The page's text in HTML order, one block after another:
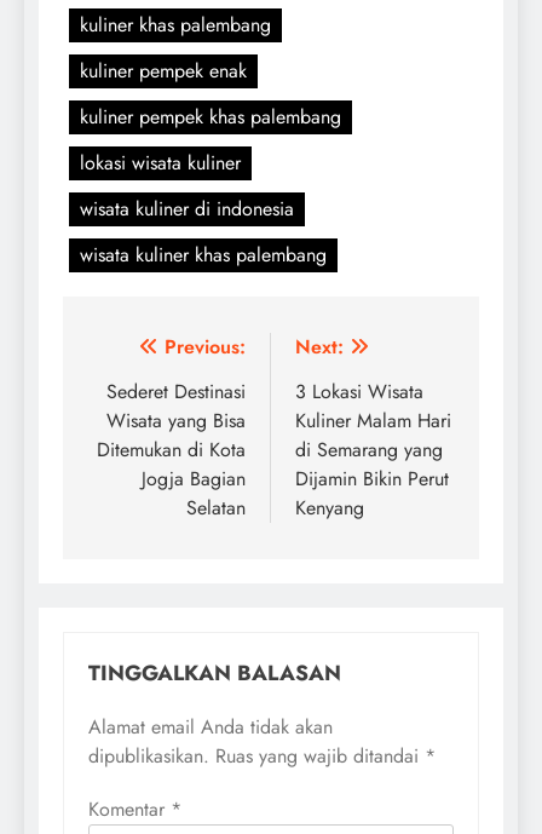
kuliner khas palembang
kuliner pempek enak
kuliner pempek khas palembang
lokasi wisata kuliner
wisata kuliner di indonesia
wisata kuliner khas palembang
Navigasi
pos
Previous:
Sederet Destinasi
Wisata yang Bisa
Ditemukan di Kota
Jogja Bagian
Selatan
Next:
3 Lokasi Wisata
Kuliner Malam Hari
di Semarang yang
Dijamin Bikin Perut
Kenyang
TINGGALKAN BALASAN
Alamat email Anda tidak akan
dipublikasikan. Ruas yang wajib ditandai *
Komentar *